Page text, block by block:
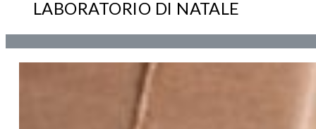
LABORATORIO DI NATALE